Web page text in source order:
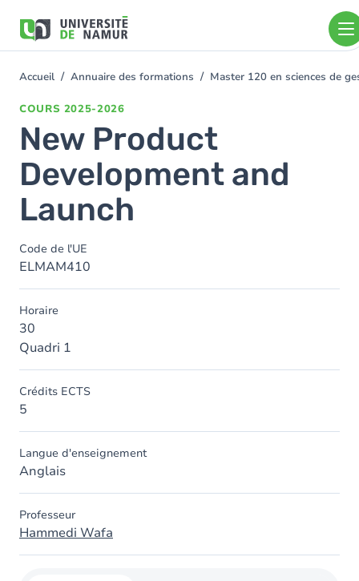
contenu
You
Accueil Annuaire des formations Master 120 en sciences de
COURS 2025-2026
New Product
Development and
Launch
Code de l'UE
ELMAM410
Horaire
30
Quadri 1
Crédits ECTS
5
Langue d'enseignement
Anglais
Professeur
Hammedi Wafa